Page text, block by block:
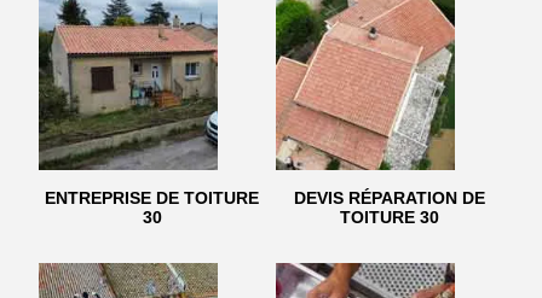
ENTREPRISE DE TOITURE
30
DEVIS RÉPARATION DE
TOITURE 30